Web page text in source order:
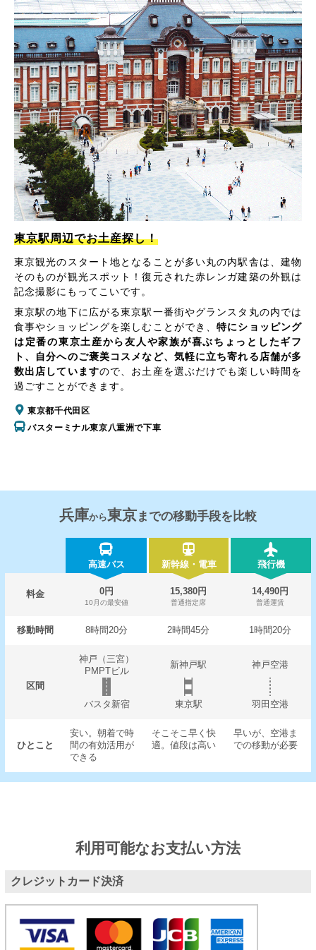
東京駅周辺でお土産探し！
東京観光のスタート地となることが多い丸の内駅舎は、建物
そのものが観光スポット！復元された赤レンガ建築の外観は
記念撮影にもってこいです。
東京駅の地下に広がる東京駅一番街やグランスタ丸の内では
食事やショッピングを楽しむことができ、特にショッピング
は定番の東京土産から友人や家族が喜ぶちょっとしたギフ
ト、自分へのご褒美コスメなど、気軽に立ち寄れる店舗が多
数出店していますので、お土産を選ぶだけでも楽しい時間を
過ごすことができます。
東京都千代田区
バスターミナル東京八重洲で下車
兵庫から東京までの移動手段を比較
高速バス 新幹線・電車 飛行機
料金 0円
10月の最安値
15,380円
普通指定席
14,490円
普通運賃
移動時間 8時間20分 2時間45分 1時間20分
区間
神戸（三宮）
PMPTビル
新神戸駅 神戸空港
バスタ新宿 東京駅 羽田空港
ひとこと
安い。朝着で時
間の有効活用が
できる
そこそこ早く快
適。値段は高い
早いが、空港ま
での移動が必要
利用可能なお支払い方法
クレジットカード決済